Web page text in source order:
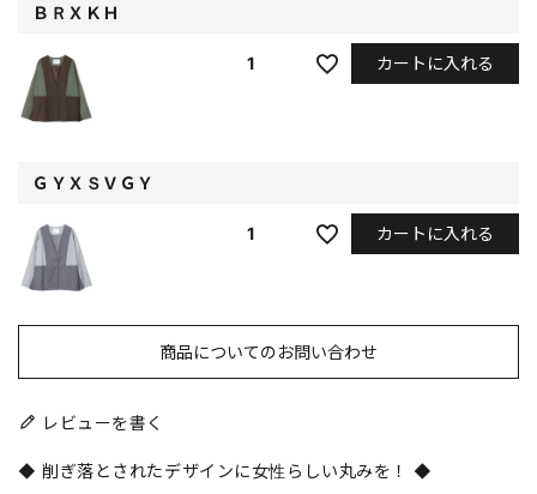
ＢＲＸＫＨ
1 カートに入れる
ＧＹＸＳＶＧＹ
1 カートに入れる
商品についてのお問い合わせ
レビューを書く
◆ 削ぎ落とされたデザインに女性らしい丸みを！ ◆